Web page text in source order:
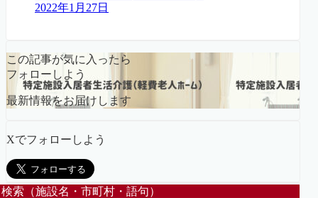
2022年1月27日
この記事が気に入ったら
フォローしよう
最新情報をお届けします
Xでフォローしよう
検索（施設名・市町村・語句）